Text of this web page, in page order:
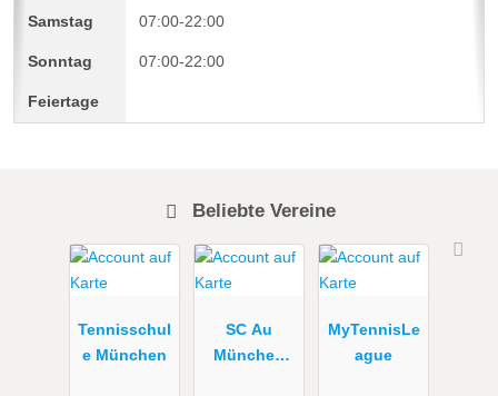
07:00-22:00
07:00-22:00
Beliebte Vereine
Tennisschul
e München
SC Au
München
MyTennisLe
ague